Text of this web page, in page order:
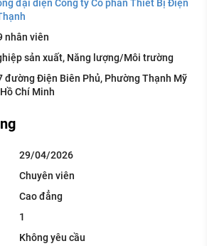
đại diện Công ty Cổ phần Thiết Bị Điện
nhân viên
sản xuất, Năng lượng/Môi trường
đường Điện Biên Phủ, Phường Thạnh Mỹ
Chí Minh
29/04/2026
Chuyên viên
Cao đẳng
1
Không yêu cầu